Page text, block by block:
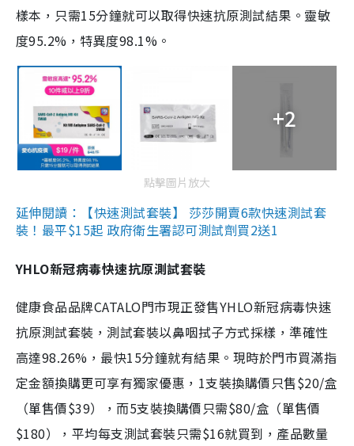
樣本，只需15分鐘就可以取得快速抗原測試結果。靈敏
度95.2%，特異度98.1%。
+2
點擊圖片放大
延伸閱讀：【快速測試套裝】 莎莎開賣6款快速測試套
裝！最平$15起 政府衛生署認可測試劑買2送1
YHLO新冠病毒快速抗原測試套裝
健康食品品牌CATALO門市現正發售YHLO新冠病毒快速
抗原測試套裝，測試套裝以鼻咽拭子方式採樣，準確性
高達98.26%，最快15分鐘就有結果。現時於門市買滿指
定金額換購更可享有獨家優惠，1支裝換購價只售$20/盒
（單售價$39），而5支裝換購價只需$80/盒（單售價
$180），平均每支測試套裝只需$16就買到，產品數量